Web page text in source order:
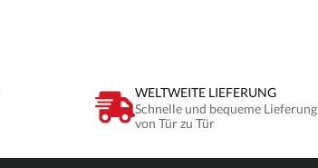
WELTWEITE LIEFERUNG
Schnelle und bequeme Lieferung
von Tür zu Tür